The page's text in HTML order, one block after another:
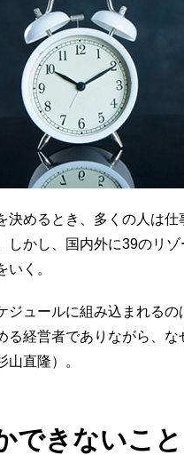
決めるとき、多くの人は
しかし、国内外に39のリ
いく。
ジュールに組み込まれる
る経営者でありながら、
山直隆）。
できないこ